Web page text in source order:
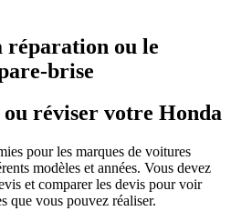
réparation ou le
brise
réviser votre Honda
pour les marques de voitures
modèles et années. Vous devez
et comparer les devis pour voir
que vous pouvez réaliser.